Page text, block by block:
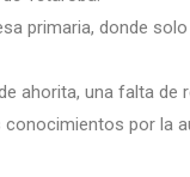
primaria, donde
ahorita, una falta de
por la